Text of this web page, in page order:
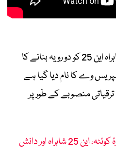
کراچی سے چمن تک قومی شاہراہ این 25 کو دو رویہ بنانے کا
وے کا نام دیا گیا ہے
منصوبے کے طور پر
وزیراعظم کا دورۂ کوئٹہ، این 25 شاہراہ اور دانش